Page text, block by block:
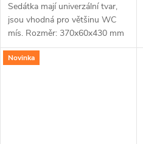
Sedátka mají univerzální tvar,
jsou vhodná pro většinu WC
mís. Rozměr: 370x60x430 mm
• Šířka: 370 mm • Výška: 60
mm • Hloubka: 430 mm •
Novinka